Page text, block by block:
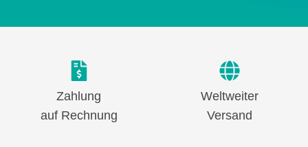
Zahlung
auf Rechnung
Weltweiter
Versand